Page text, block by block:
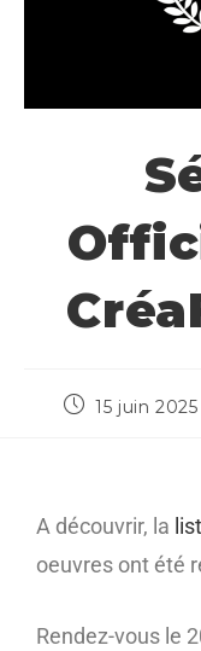
15 juin 2025
A découvrir, la
oeuvres ont été
Rendez-vous le